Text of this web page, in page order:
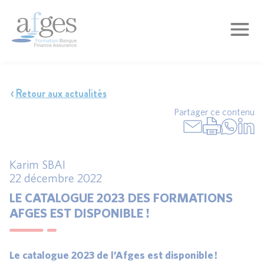
Retour aux actualités
Partager ce contenu
Karim SBAI
22 décembre 2022
LE CATALOGUE 2023 DES FORMATIONS
AFGES EST DISPONIBLE !
Le catalogue 2023 de l’Afges est disponible !